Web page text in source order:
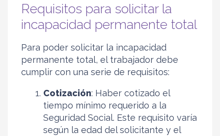
Requisitos para solicitar la
incapacidad permanente total
Para poder solicitar la incapacidad
permanente total, el trabajador debe
cumplir con una serie de requisitos:
Cotización: Haber cotizado el
tiempo mínimo requerido a la
Seguridad Social. Este requisito varía
según la edad del solicitante y el